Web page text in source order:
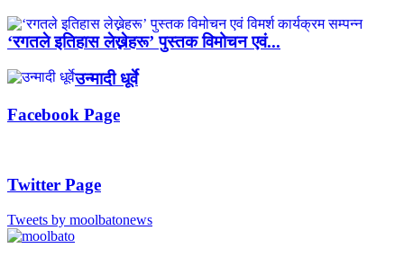
‘रगतले इतिहास लेख्नेहरू’ पुस्तक विमोचन एवं...
उन्मादी धूर्वे
Facebook Page
Twitter Page
Tweets by moolbatonews